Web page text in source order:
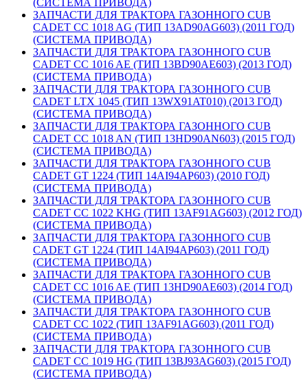
ЗАПЧАСТИ ДЛЯ ТРАКТОРА ГАЗОННОГО CUB
CADET CC 1018 AG (ТИП 13AD90AG603) (2011 ГОД)
(СИСТЕМА ПРИВОДА)
ЗАПЧАСТИ ДЛЯ ТРАКТОРА ГАЗОННОГО CUB
CADET CC 1016 AE (ТИП 13BD90AE603) (2013 ГОД)
(СИСТЕМА ПРИВОДА)
ЗАПЧАСТИ ДЛЯ ТРАКТОРА ГАЗОННОГО CUB
CADET LTX 1045 (ТИП 13WX91AT010) (2013 ГОД)
(СИСТЕМА ПРИВОДА)
ЗАПЧАСТИ ДЛЯ ТРАКТОРА ГАЗОННОГО CUB
CADET CC 1018 AN (ТИП 13HD90AN603) (2015 ГОД)
(СИСТЕМА ПРИВОДА)
ЗАПЧАСТИ ДЛЯ ТРАКТОРА ГАЗОННОГО CUB
CADET GT 1224 (ТИП 14AI94AP603) (2010 ГОД)
(СИСТЕМА ПРИВОДА)
ЗАПЧАСТИ ДЛЯ ТРАКТОРА ГАЗОННОГО CUB
CADET CC 1022 KHG (ТИП 13AF91AG603) (2012 ГОД)
(СИСТЕМА ПРИВОДА)
ЗАПЧАСТИ ДЛЯ ТРАКТОРА ГАЗОННОГО CUB
CADET GT 1224 (ТИП 14AI94AP603) (2011 ГОД)
(СИСТЕМА ПРИВОДА)
ЗАПЧАСТИ ДЛЯ ТРАКТОРА ГАЗОННОГО CUB
CADET CC 1016 AE (ТИП 13HD90AE603) (2014 ГОД)
(СИСТЕМА ПРИВОДА)
ЗАПЧАСТИ ДЛЯ ТРАКТОРА ГАЗОННОГО CUB
CADET CC 1022 (ТИП 13AF91AG603) (2011 ГОД)
(СИСТЕМА ПРИВОДА)
ЗАПЧАСТИ ДЛЯ ТРАКТОРА ГАЗОННОГО CUB
CADET CC 1019 HG (ТИП 13BJ93AG603) (2015 ГОД)
(СИСТЕМА ПРИВОДА)